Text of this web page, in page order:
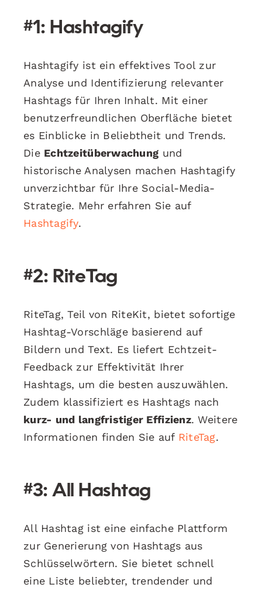
#1: Hashtagify
Hashtagify ist ein effektives Tool zur
Analyse und Identifizierung relevanter
Hashtags für Ihren Inhalt. Mit einer
benutzerfreundlichen Oberfläche bietet
es Einblicke in Beliebtheit und Trends.
Die Echtzeitüberwachung und
historische Analysen machen Hashtagify
unverzichtbar für Ihre Social-Media-
Strategie. Mehr erfahren Sie auf
Hashtagify.
#2: RiteTag
RiteTag, Teil von RiteKit, bietet sofortige
Hashtag-Vorschläge basierend auf
Bildern und Text. Es liefert Echtzeit-
Feedback zur Effektivität Ihrer
Hashtags, um die besten auszuwählen.
Zudem klassifiziert es Hashtags nach
kurz- und langfristiger Effizienz. Weitere
Informationen finden Sie auf RiteTag.
#3: All Hashtag
All Hashtag ist eine einfache Plattform
zur Generierung von Hashtags aus
Schlüsselwörtern. Sie bietet schnell
eine Liste beliebter, trendender und